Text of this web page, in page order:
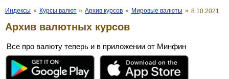
Индексы » Курсы валют » Архив курсов » Мировые валюты » 8.10.2021
Архив валютных курсов
Все про валюту теперь и в приложении от Минфин